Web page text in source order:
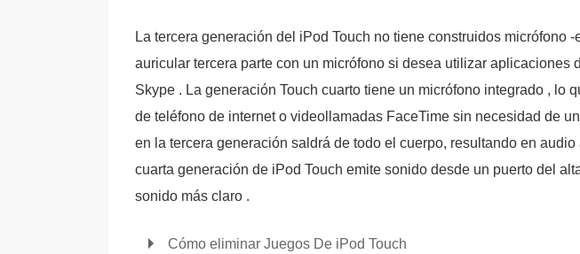
La tercera generación del iPod Touch no tiene construidos micrófono
auricular tercera parte con un micrófono si desea utilizar aplicaciones
Skype . La generación Touch cuarto tiene un micrófono integrado , lo
de teléfono de internet o videollamadas FaceTime sin necesidad de
en la tercera generación saldrá de todo el cuerpo, resultando en
cuarta generación de iPod Touch emite sonido desde un puerto del
sonido más claro .
Cómo eliminar Juegos De iPod Touch